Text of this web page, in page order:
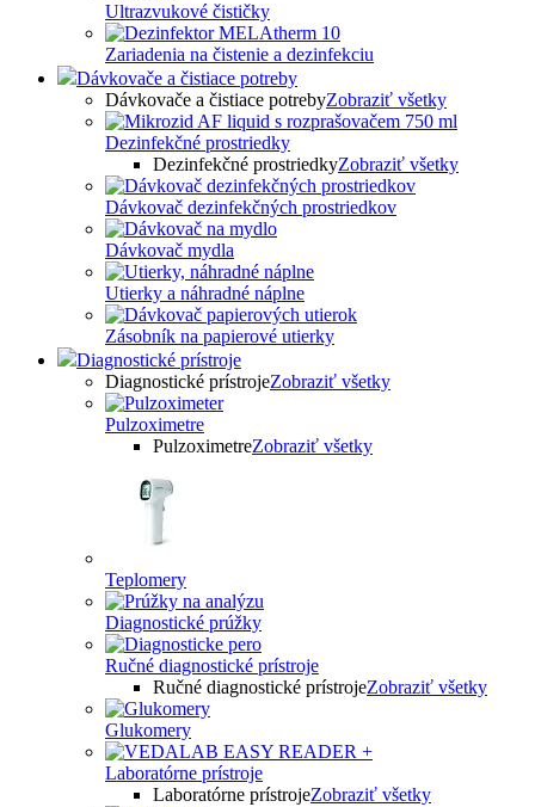
Ultrazvukové čističky
Zariadenia na čistenie a dezinfekciu
Dávkovače a čistiace potreby
Dávkovače a čistiace potrebyZobraziť všetky
Dezinfekčné prostriedky
Dezinfekčné prostriedkyZobraziť všetky
Dávkovač dezinfekčných prostriedkov
Dávkovač mydla
Utierky a náhradné náplne
Zásobník na papierové utierky
Diagnostické prístroje
Diagnostické prístrojeZobraziť všetky
Pulzoximetre
PulzoximetreZobraziť všetky
Teplomery
Diagnostické prúžky
Ručné diagnostické prístroje
Ručné diagnostické prístrojeZobraziť všetky
Glukomery
Laboratórne prístroje
Laboratórne prístrojeZobraziť všetky